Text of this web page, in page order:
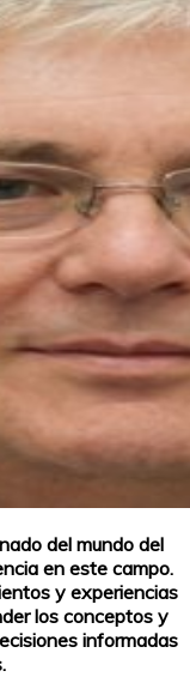
del mundo del
en este campo.
y experiencias
los conceptos y
informadas